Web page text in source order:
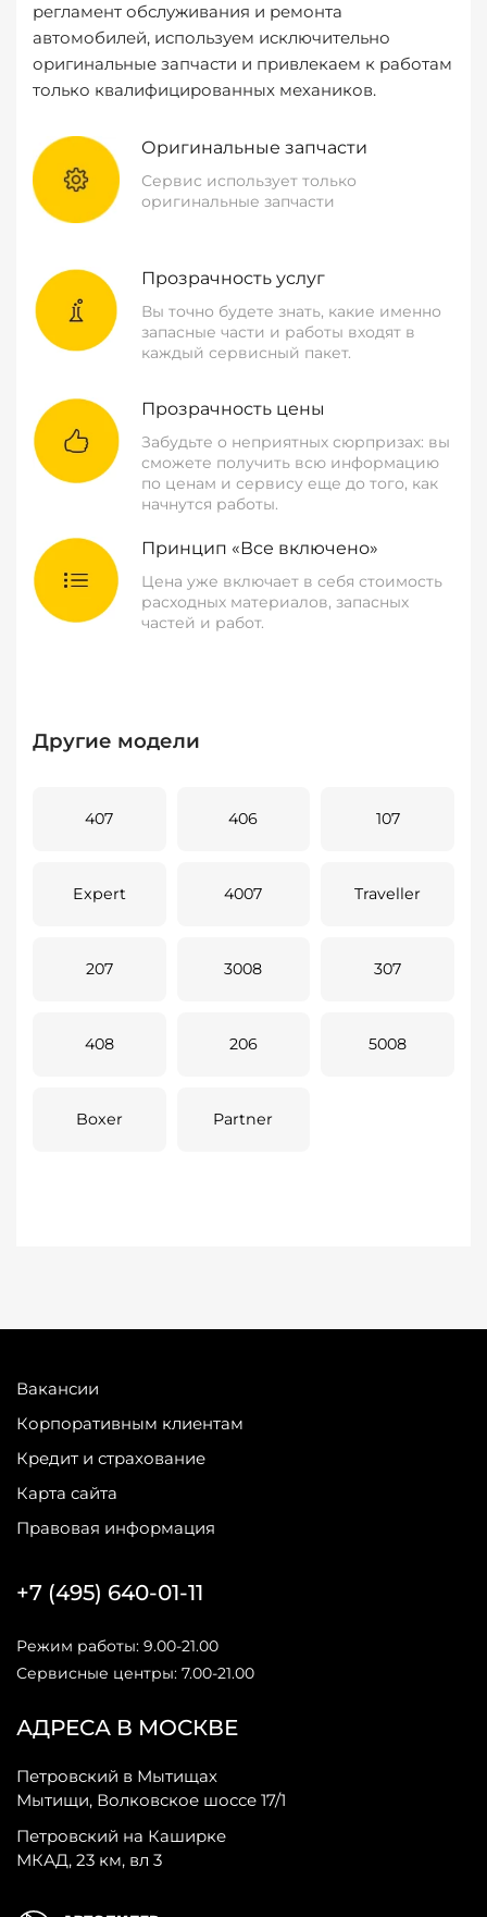
регламент обслуживания и ремонта
автомобилей, используем исключительно
оригинальные запчасти и привлекаем к работам
только квалифицированных механиков.
Оригинальные запчасти
Сервис использует только
оригинальные запчасти
Прозрачность услуг
Вы точно будете знать, какие именно
запасные части и работы входят в
каждый сервисный пакет.
Прозрачность цены
Забудьте о неприятных сюрпризах: вы
сможете получить всю информацию
по ценам и сервису еще до того, как
начнутся работы.
Принцип «Все включено»
Цена уже включает в себя стоимость
расходных материалов, запасных
частей и работ.
Другие модели
407 406 107
Expert 4007 Traveller
207 3008 307
408 206 5008
Boxer Partner
Вакансии
Корпоративным клиентам
Кредит и страхование
Карта сайта
Правовая информация
АДРЕСА В МОСКВЕ
Петровский в Мытищах
Мытищи, Волковское шоссе 17/1
Петровский на Каширке
МКАД, 23 км, вл 3
+7 (495) 640-01-11
Режим работы: 9.00-21.00
Сервисные центры: 7.00-21.00